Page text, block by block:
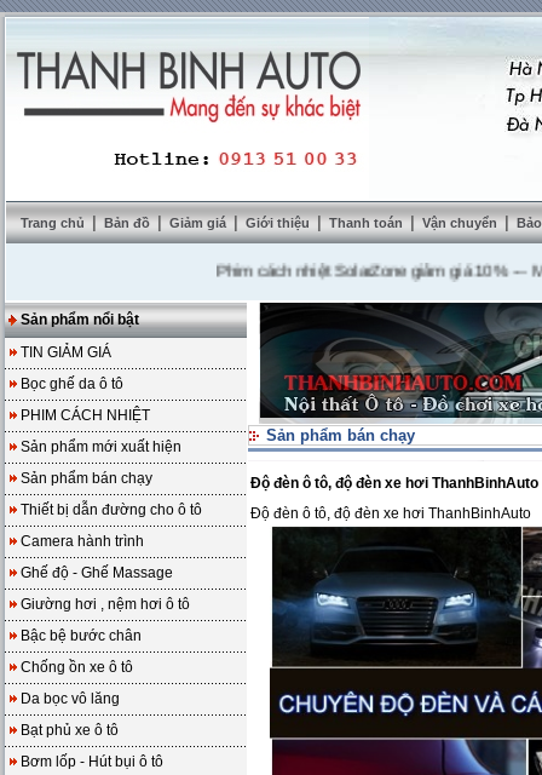
Trang chủ | Bản đồ | Giảm giá | Giới thiệu | Thanh toán | Vận chuyển |
Phim cách nhiệt SolarZone giảm giá 10%---Mua
Sản phẩm nổi bật
TIN GIẢM GIÁ
Bọc ghế da ô tô
PHIM CÁCH NHIỆT
Sản phẩm mới xuất hiện
Sản phẩm bán chạy
Thiết bị dẫn đường cho ô tô
Camera hành trình
Ghế độ - Ghế Massage
Giường hơi , nệm hơi ô tô
Bậc bệ bước chân
Chống ồn xe ô tô
Da bọc vô lăng
Bạt phủ xe ô tô
Bơm lốp - Hút bụi ô tô
Sản phẩm bán chạy
Độ đèn ô tô, độ đèn xe hơi ThanhBinhAuto
Độ đèn ô tô, độ đèn xe hơi ThanhBinhAuto